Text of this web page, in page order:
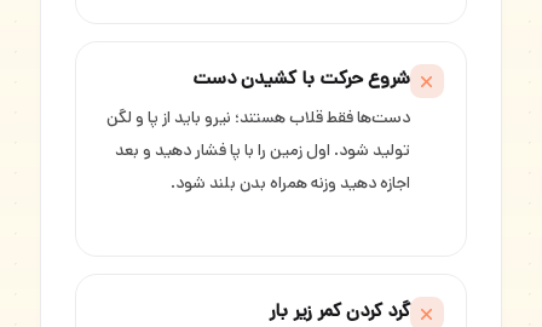
شروع حرکت با کشیدن دست
دست‌ها فقط قلاب هستند؛ نیرو باید از پا و لگن
تولید شود. اول زمین را با پا فشار دهید و بعد
اجازه دهید وزنه همراه بدن بلند شود.
گرد کردن کمر زیر بار